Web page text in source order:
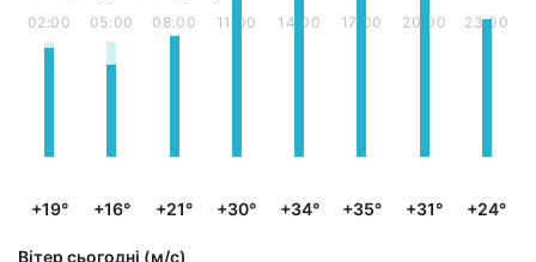
02:00
+19°
05:00
+16°
08:00
+21°
11:00
+30°
14:00
+34°
17:00
+35°
20:00
+31°
23:00
+24°
Вітер сьогодні (м/с)